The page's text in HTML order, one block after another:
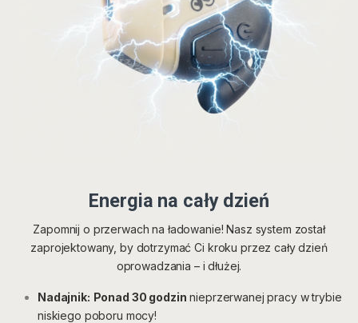
Energia na cały dzień
Zapomnij o przerwach na ładowanie! Nasz system został
zaprojektowany, by dotrzymać Ci kroku przez cały dzień
oprowadzania – i dłużej.
Nadajnik: Ponad 30 godzin nieprzerwanej pracy w trybie
niskiego poboru mocy!